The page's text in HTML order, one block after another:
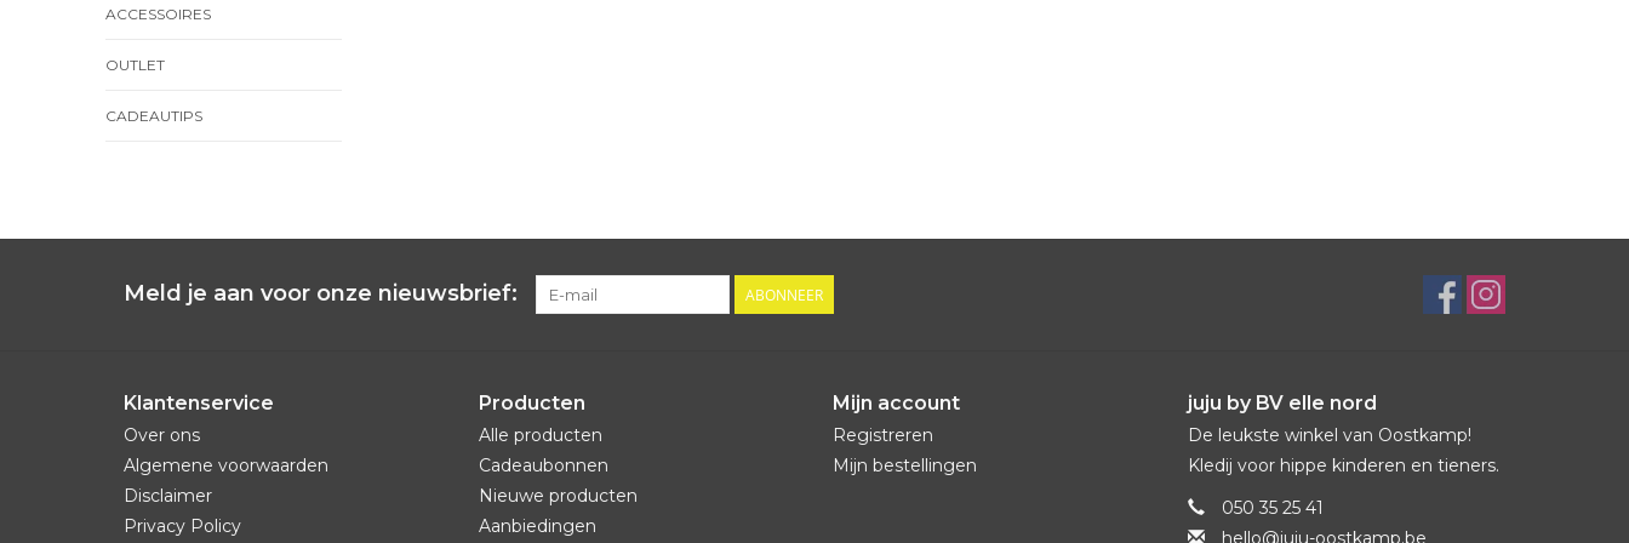
ACCESSOIRES
OUTLET
CADEAUTIPS
Meld je aan voor onze nieuwsbrief: ABONNEER
Klantenservice
Over ons
Algemene voorwaarden
Disclaimer
Privacy Policy
Producten
Alle producten
Cadeaubonnen
Nieuwe producten
Aanbiedingen
Mijn account
Registreren
Mijn bestellingen
juju by BV elle nord
De leukste winkel van Oostkamp!
Kledij voor hippe kinderen en tieners.
050 35 25 41
hello@juju-oostkamp.be